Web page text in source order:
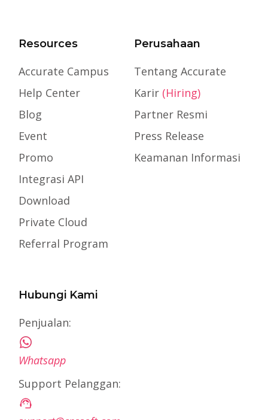
Resources
Accurate Campus
Help Center
Blog
Event
Promo
Integrasi API
Download
Private Cloud
Referral Program
Perusahaan
Tentang Accurate
Karir (Hiring)
Partner Resmi
Press Release
Keamanan Informasi
Hubungi Kami
Penjualan:
Whatsapp
Support Pelanggan: